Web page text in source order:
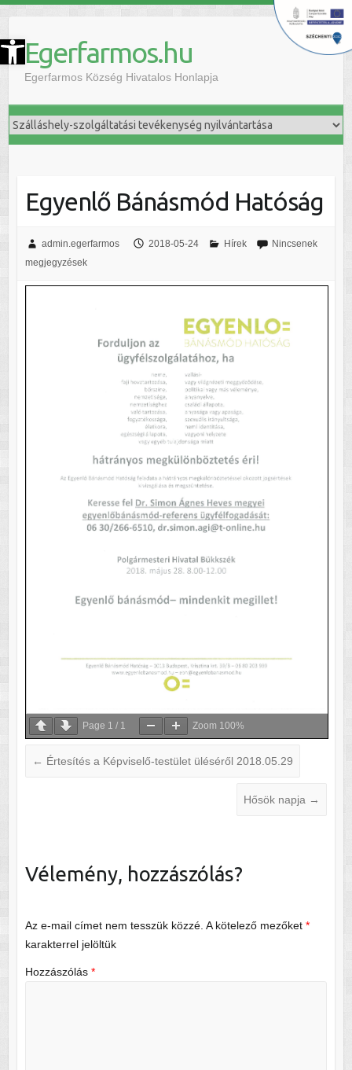
Eszköztár megnyitása Egerfarmos.hu
Egerfarmos Község Hivatalos Honlapja
Egyenlő Bánásmód Hatóság
admin.egerfarmos 2018-05-24 Hírek
Nincsenek
megjegyzések
Page 1 / 1 Zoom 100%
← Értesítés a Képviselő-testület üléséről 2018.05.29
Hősök napja →
Vélemény, hozzászólás?
Az e-mail címet nem tesszük közzé. A kötelező mezőket *
karakterrel jelöltük
Hozzászólás *